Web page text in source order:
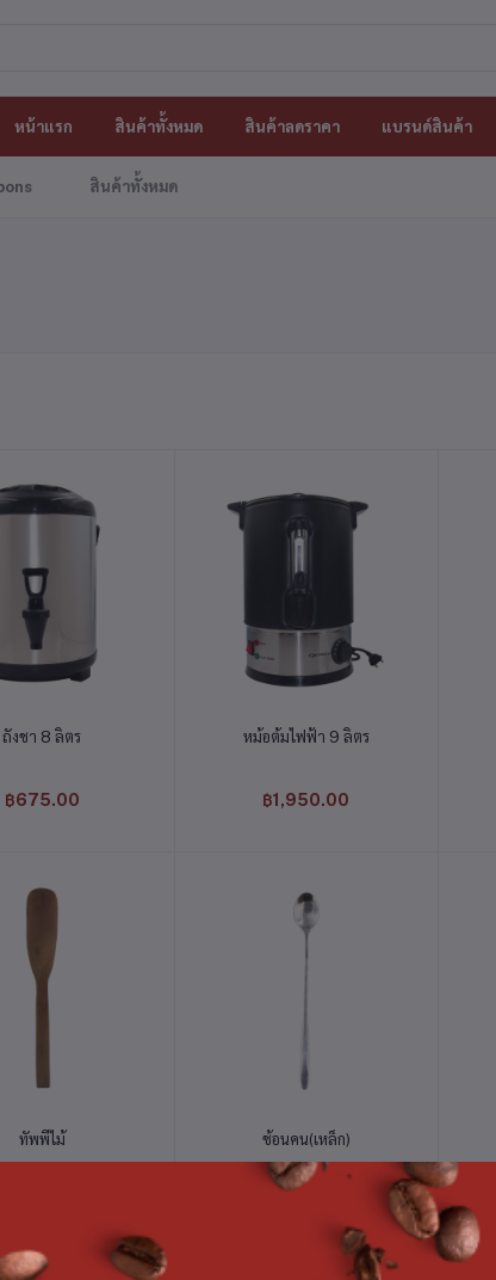
หน้าแรก สินค้าทั้งหมด สินค้าลดราคา แบรนด์สินค้า
สินค้าทั้งหมด
หยิบใส่ตะกร้า
ถังชา 8 ลิตร
฿675.00
หยิบใส่ตะกร้า
หม้อต้มไฟฟ้า 9 ลิตร
฿1,950.00
หยิบใส่ตะกร้า
ทัพพีไม้ หยิบใส่ตะกร้า
ช้อนคน(เหล็ก)